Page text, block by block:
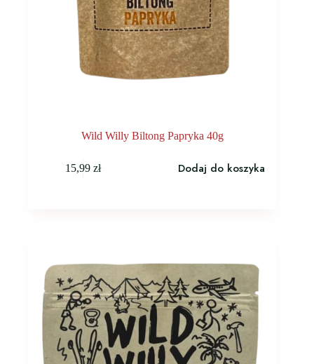
Wild Willy Biltong Papryka 40g
15,99zł Dodaj do koszyka